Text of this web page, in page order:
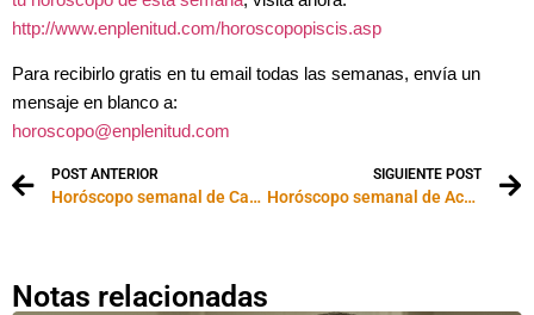
http://www.enplenitud.com/horoscopopiscis.asp
Para recibirlo gratis en tu email todas las semanas, envía un
mensaje en blanco a:
horoscopo@enplenitud.com
POST ANTERIOR
Horóscopo semanal de Capricornio
SIGUIENTE POST
Horóscopo semanal de Acuario
Notas relacionadas